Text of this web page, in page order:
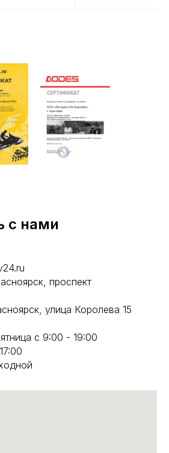
с нами
проспект
улица Королева 15
с 9:00 - 19:00